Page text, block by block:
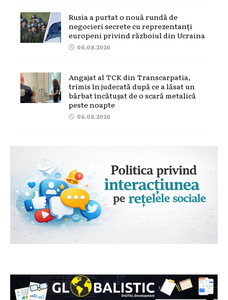
Rusia a purtat o nouă rundă de
negocieri secrete cu reprezentanți
europeni privind războiul din Ucraina
06.08.2026
Angajat al TCK din Transcarpatia,
trimis în judecată după ce a lăsat un
bărbat încătușat de o scară metalică
peste noapte
06.08.2026